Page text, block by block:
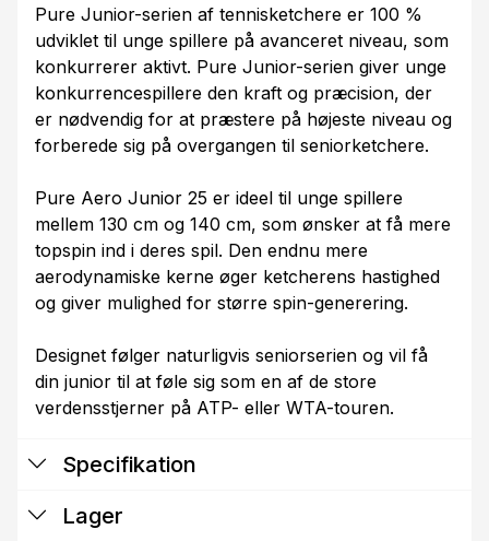
Pure Junior-serien af tennisketchere er 100 %
udviklet til unge spillere på avanceret niveau, som
konkurrerer aktivt. Pure Junior-serien giver unge
konkurrencespillere den kraft og præcision, der
er nødvendig for at præstere på højeste niveau og
forberede sig på overgangen til seniorketchere.
Pure Aero Junior 25 er ideel til unge spillere
mellem 130 cm og 140 cm, som ønsker at få mere
topspin ind i deres spil. Den endnu mere
aerodynamiske kerne øger ketcherens hastighed
og giver mulighed for større spin-generering.
Designet følger naturligvis seniorserien og vil få
din junior til at føle sig som en af de store
verdensstjerner på ATP- eller WTA-touren.
Specifikation
Lager